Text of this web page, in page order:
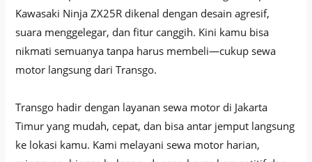
Kawasaki Ninja ZX25R dikenal dengan desain agresif,
suara menggelegar, dan fitur canggih. Kini kamu bisa
nikmati semuanya tanpa harus membeli—cukup sewa
motor langsung dari Transgo.
Transgo hadir dengan layanan sewa motor di Jakarta
Timur yang mudah, cepat, dan bisa antar jemput langsung
ke lokasi kamu. Kami melayani sewa motor harian,